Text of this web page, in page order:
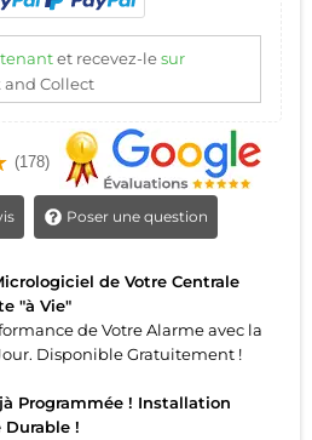
et recevez-lesur
and Collect
(178)
Poser une question
de Votre Centrale
"à Vie"
de Votre Alarme avec la
Disponible Gratuitement !
Programmée ! Installation
Durable !